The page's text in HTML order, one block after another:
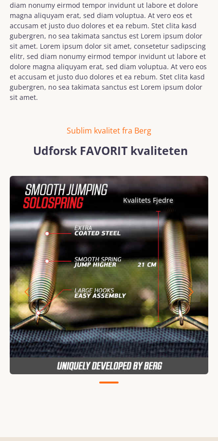
diam nonumy eirmod tempor invidunt ut labore et dolore
magna aliquyam erat, sed diam voluptua. At vero eos et
accusam et justo duo dolores et ea rebum. Stet clita kasd
gubergren, no sea takimata sanctus est Lorem ipsum dolor
sit amet. Lorem ipsum dolor sit amet, consetetur sadipscing
elitr, sed diam nonumy eirmod tempor invidunt ut labore et
dolore magna aliquyam erat, sed diam voluptua. At vero eos
et accusam et justo duo dolores et ea rebum. Stet clita kasd
gubergren, no sea takimata sanctus est Lorem ipsum dolor
sit amet.
Sublim kvalitet fra Berg
Udforsk FAVORIT kvaliteten
Spring over billedgalleri
Kvalitets Fjedre